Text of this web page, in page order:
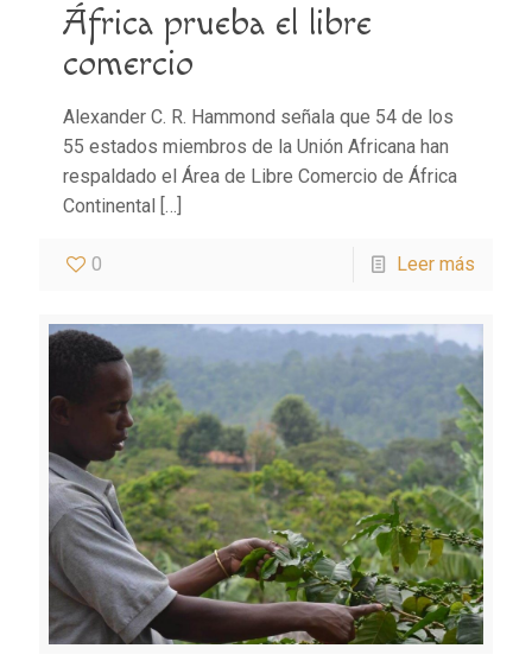
África prueba el libre
comercio
Alexander C. R. Hammond señala que 54 de los
55 estados miembros de la Unión Africana han
respaldado el Área de Libre Comercio de África
Continental […]
0 Leer más